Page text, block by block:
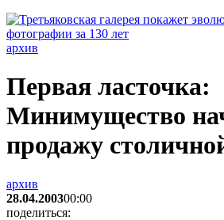
архив
Первая ласточка:
Минимущество
продажу
архив
28.04.200300:00
поделиться: